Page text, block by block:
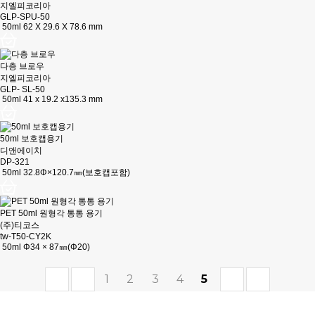
지엘피코리아
GLP-SPU-50
50ml 62 X 29.6 X 78.6 mm
다층 브로우
지엘피코리아
GLP- SL-50
50ml 41 x 19.2 x135.3 mm
50ml 보호캡용기
디앤에이치
DP-321
50ml 32.8Φ×120.7㎜(보호캡포함)
PET 50ml 원형각 통통 용기
(주)티코스
tw-T50-CY2K
50ml Φ34 × 87㎜(Φ20)
1 2 3 4 5